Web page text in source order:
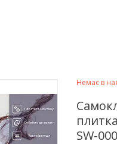
Немає в
SW-